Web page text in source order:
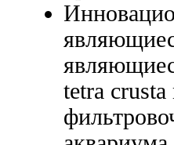
tetra crusta